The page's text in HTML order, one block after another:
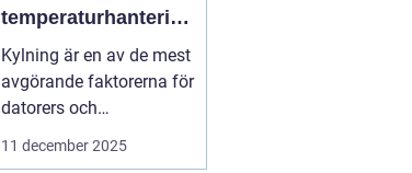
temperaturhantering
formar prestanda
och design
Kylning är en av de mest
avgörande faktorerna för
datorers och
elektronikkomponenters
11 december 2025